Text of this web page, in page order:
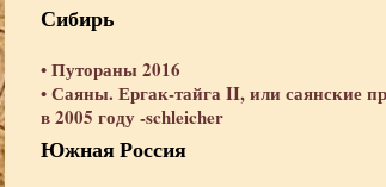
Сибирь
• Путораны 2016
• Саяны. Ергак-тайга II, или саянские
в 2005 году -schleicher
Южная Россия